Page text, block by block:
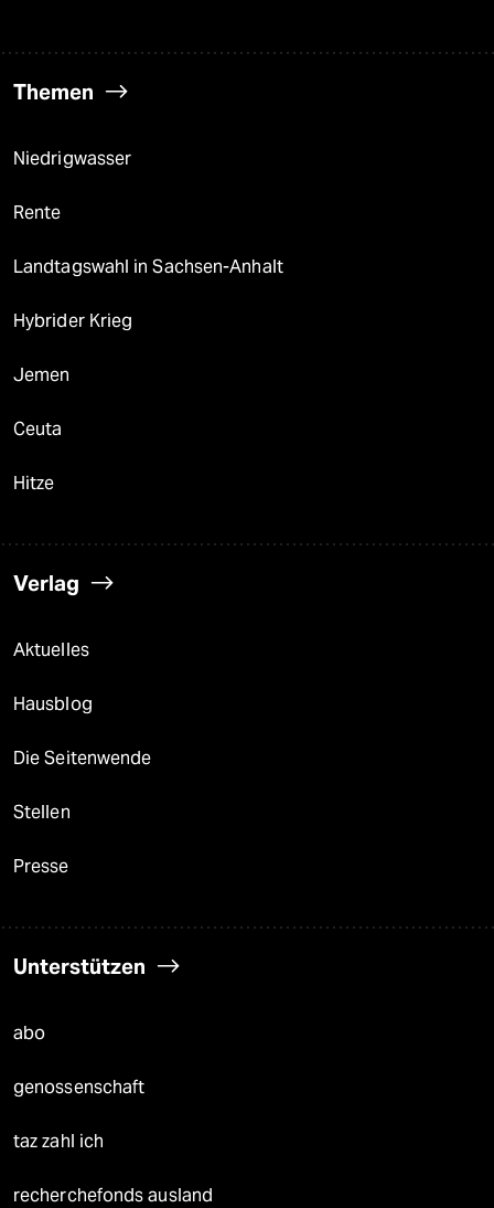
Themen
Niedrigwasser
Rente
Landtagswahl in Sachsen-Anhalt
Hybrider Krieg
Jemen
Ceuta
Hitze
Verlag
Aktuelles
Hausblog
Die Seitenwende
Stellen
Presse
Unterstützen
abo
genossenschaft
taz zahl ich
recherchefonds ausland